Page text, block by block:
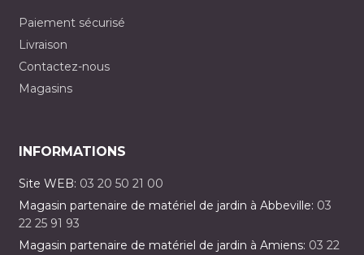
Paiement sécurisé
Livraison
Contactez-nous
Magasins
INFORMATIONS
Site WEB: 03 20 50 21 00
Magasin partenaire de matériel de jardin à Abbeville: 03
22 25 91 93
Magasin partenaire de matériel de jardin à Amiens: 03 22